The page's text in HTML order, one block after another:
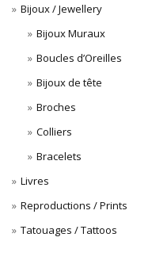
Bijoux / Jewellery
Bijoux Muraux
Boucles d’Oreilles
Bijoux de tête
Broches
Colliers
Bracelets
Livres
Reproductions / Prints
Tatouages / Tattoos